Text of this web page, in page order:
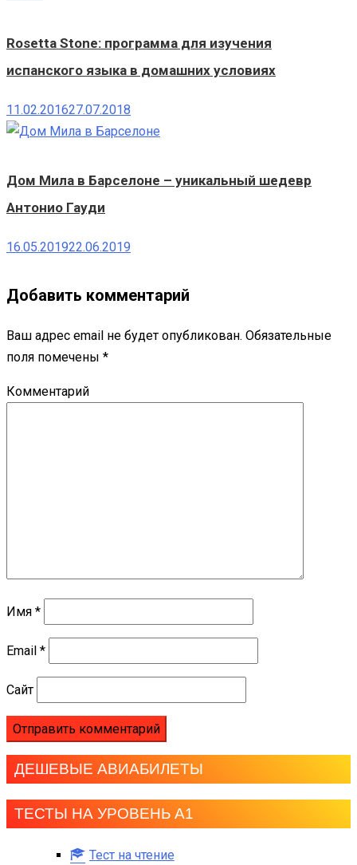
Rosetta Stone: программа для изучения
испанского языка в домашних условиях
11.02.201627.07.2018
Дом Мила в Барселоне – уникальный шедевр
Антонио Гауди
16.05.201922.06.2019
Добавить комментарий
Ваш адрес email не будет опубликован. Обязательные
поля помечены *
Комментарий
Имя *
Email *
Сайт
ДЕШЕВЫЕ АВИАБИЛЕТЫ
ТЕСТЫ НА УРОВЕНЬ А1
Тест на чтение